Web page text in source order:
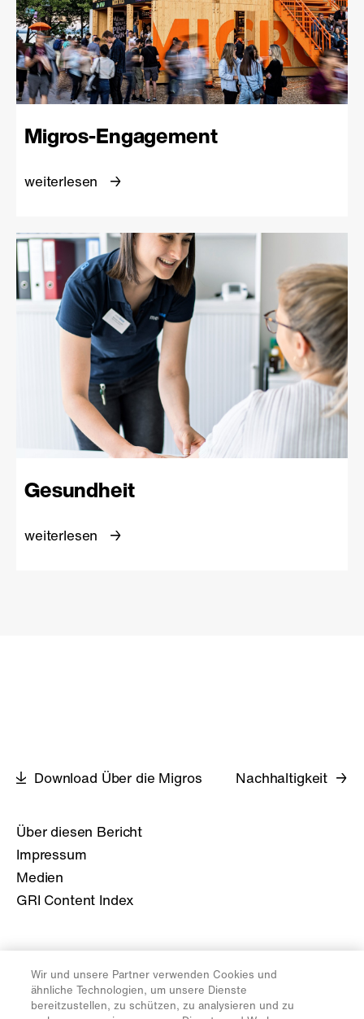
Migros-Engagement
weiterlesen
Gesundheit
weiterlesen
Download Über die Migros Nachhaltigkeit
Über diesen Bericht
Impressum
Medien
GRI Content Index
Geschäftsbericht M21
Geschäftsbericht M20
Geschäftsbericht M19
Wir und unsere Partner verwenden Cookies und
ähnliche Technologien, um unsere Dienste
bereitzustellen, zu schützen, zu analysieren und zu